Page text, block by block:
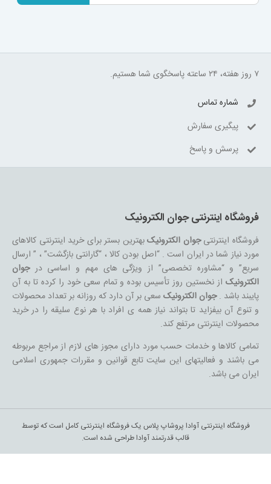
۷ روز هفته، ۲۴ ساعته پاسخگوی شما هستیم.
شماره تماس
پیگیری سفارش
پرسش و پاسخ
فروشگاه اینترنتی جوان الکترونیک
فروشگاه اینترنتیجوان الکترونیکبهترین بستر برای خرید اینترنتی کالاهای
مورد نیاز شما در ایران است . “اصل بودن کالا ، “گارانتی بازگشت” ، ” ارسال
سریع” و “مشاوره تخصصی” از ویژگی های مهم و اساسی درجوان
الکترونیکاز نخستین روز تأسیس بوده و تمام سعی خود را کرده تا به آن
پایبند باشد .جوان الکترونیکسعی بر آن دارد که روزانه بر تعداد محصولات
و تنوع آن بیفزاید تا بتواند نیاز همه ی افراد با هر نوع سلیقه را در خرید
محصولات اینترنتی مرتفع کند.
تمامی کالاها و خدمات حسب مورد دارای مجوز های لازم از مراجع مربوطه
می باشند و فعالیتهای این سایت تابع قوانین و مقررات جمهوری اسلامی
ایران می باشد.
فروشگاه اینترنتی آوادا پروشاپ پلاس یک فروشگاه اینترنتی کامل است که توسط
قالب قدرتمند آوادا طراحی شده است.